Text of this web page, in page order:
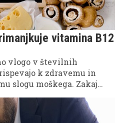
vitamina B12
vlogo v številnih
k zdravemu in
slogu moškega. Zakaj
za predstavnike
so simptomi njegovega